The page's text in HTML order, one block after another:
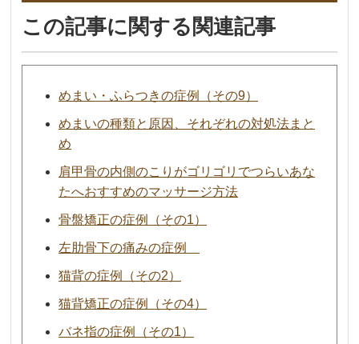
この記事に関する関連記事
めまい・ふらつきの症例（その9）
めまいの種類と原因、それぞれの対処法まと
め
肩甲骨の内側のこりがゴリゴリでつらいあな
たへおすすめのマッサージ方法
骨盤矯正の症例（その1）
左肋骨下の痛みの症例
猫背の症例（その2）
猫背矯正の症例（その4）
バネ指の症例（その1）